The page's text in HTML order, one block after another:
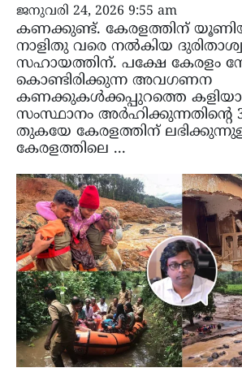
ജനുവരി 24, 2026 9:55 am
കണക്കുണ്ട്. കേരളത്തിന്
നാളിതു വരെ നൽകിയ
സഹായത്തിന്. പക്ഷേ കേരളം
കൊണ്ടിരിക്കുന്ന അവഗണന
കണക്കുകൾക്കപ്പുറത്തെ
സംസ്ഥാനം അർഹിക്കുന്നതിന്റെ
തുകയേ കേരളത്തിന്
കേരളത്തിലെ ...